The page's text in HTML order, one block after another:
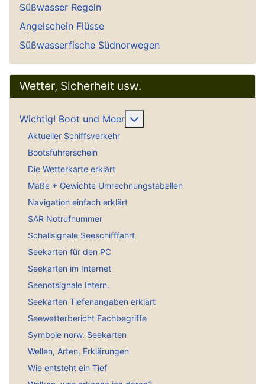
Süßwasser Regeln
Angelschein Flüsse
Süßwasserfische Südnorwegen
Wetter, Sicherheit usw.
Wichtig! Boot und Meer
Aktueller Schiffsverkehr
Bootsführerschein
Die Wetterkarte erklärt
Maße + Gewichte Umrechnungstabellen
Navigation einfach erklärt
SAR Notrufnummer
Schallsignale Seeschifffahrt
Seekarten für den PC
Seekarten im Internet
Seenotsignale Intern.
Seekarten Tiefenangaben erklärt
Seewetterbericht Fachbegriffe
Symbole norw. Seekarten
Wellen, Arten, Erklärungen
Wie entsteht ein Tief